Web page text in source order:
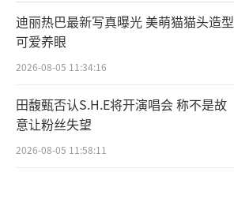
迪丽热巴最新写真曝光 美萌猫猫头造型
可爱养眼
2026-08-05 11:34:16
田馥甄否认S.H.E将开演唱会 称不是故
意让粉丝失望
2026-08-05 11:58:11